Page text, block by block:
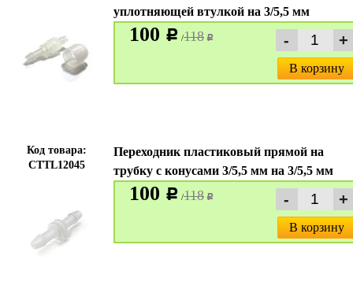
уплотняющей втулкой на 3/5,5 мм
100 c /118 c
В корзину
Код товара:
CTTL12045
Переходник пластиковый прямой на
трубку с конусами 3/5,5 мм на 3/5,5 мм
100 c /118 c
В корзину